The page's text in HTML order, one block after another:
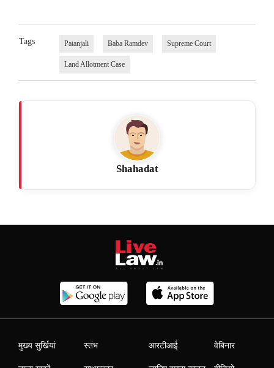
Tags Patanjali Baba Ramdev Supreme Court
Land Allotment Case
Shahadat
मुख्य सुर्खियां स्तंभ आरटीआई वेबिनार